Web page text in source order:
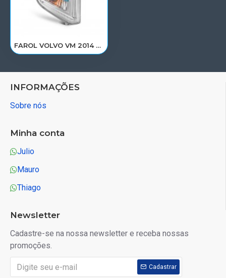
FAROL VOLVO VM 2014 A 2023 LD 82532284/84550050
INFORMAÇÕES
Sobre nós
Minha conta
Julio
Mauro
Thiago
Newsletter
Cadastre-se na nossa newsletter e receba nossas
promoções.
Cadastrar